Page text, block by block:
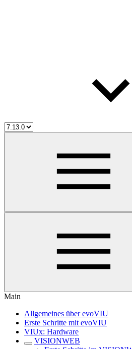
Main
Allgemeines über evoVIU
Erste Schritte mit evoVIU
VIUx: Hardware
VISIONWEB